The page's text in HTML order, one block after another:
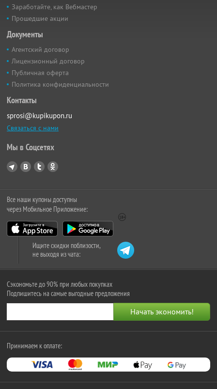
Заработайте, как Вебмастер
Прошедшие акции
Документы
Агентский договор
Лицензионный договор
Публичная оферта
Политика конфиденциальности
Контакты
sprosi@kupikupon.ru
Связаться с нами
Мы в Соцсетях
Все наши купоны доступны
через Мобильное Приложение:
Ищите скидки поблизости,
не выходя из чата:
Сэкономьте до 90% при любых покупках
Подпишитесь на самые выгодные предложения
Принимаем к оплате: